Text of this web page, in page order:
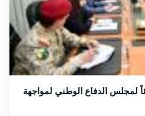
لمجلس الدفاع الوطني لمواجهة